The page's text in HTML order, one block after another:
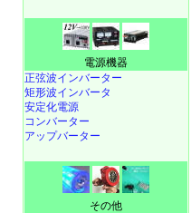
電源機器
正弦波インバーター
矩形波インバータ
安定化電源
コンバーター
アップバーター
その他